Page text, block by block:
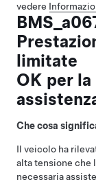
vedere
limitate
OK per
Che cosa
Il veicolo ha
alta tensione che
necessaria